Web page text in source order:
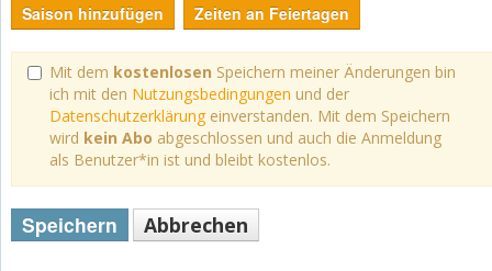
Saison hinzufügen Zeiten an Feiertagen
Mit dem kostenlosen Speichern meiner Änderungen bin
ich mit den Nutzungsbedingungen und der
Datenschutzerklärungeinverstanden. Mit dem Speichern
wird kein Abo abgeschlossen und auch die Anmeldung
als Benutzer*in ist und bleibt kostenlos.
Speichern Abbrechen